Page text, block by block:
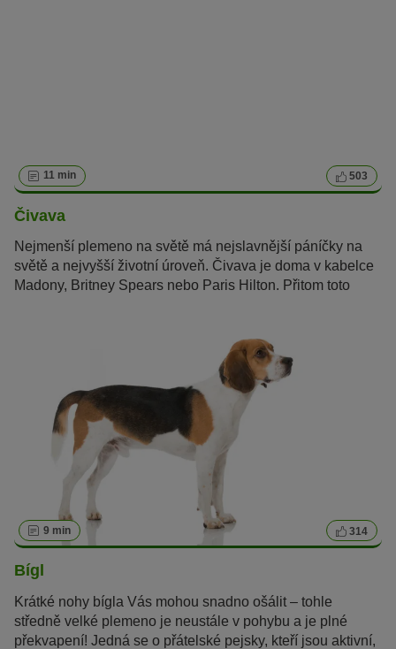
11 min 503
Čivava
Nejmenší plemeno na světě má nejslavnější páníčky na
světě a nejvyšší životní úroveň. Čivava je doma v kabelce
Madony, Britney Spears nebo Paris Hilton. Přitom toto
9 min 314
Bígl
Krátké nohy bígla Vás mohou snadno ošálit – tohle
středně velké plemeno je neustále v pohybu a je plné
překvapení! Jedná se o přátelské pejsky, kteří jsou aktivní,